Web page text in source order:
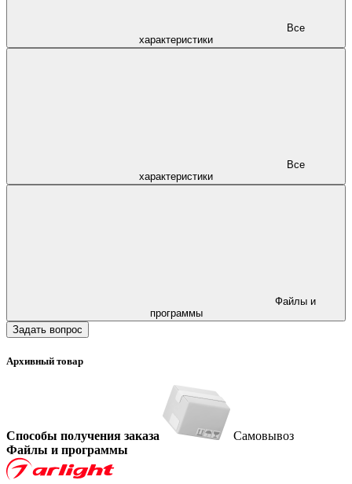
характеристики
характеристики
программы
Задать вопрос
Архивный товар
Способы получения заказа
Самовывоз
Файлы и программы